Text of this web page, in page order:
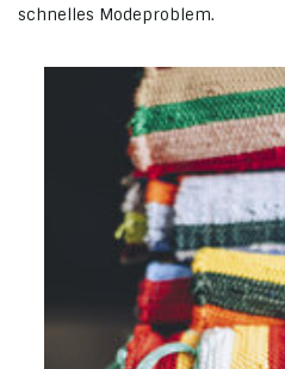
schnelles Modeproblem.